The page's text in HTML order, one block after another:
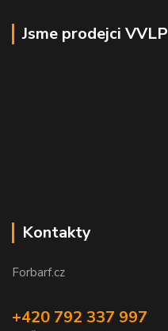
Jsme prodejci VVLP
Kontakty
Forbarf.cz
+420 792 337 997